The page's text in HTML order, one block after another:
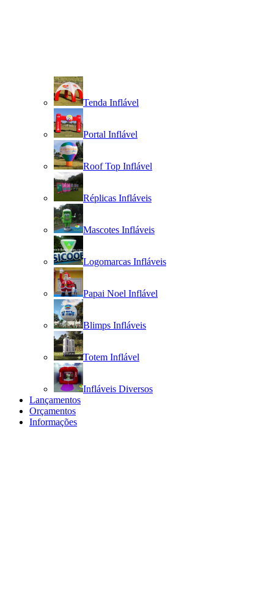
Tenda Inflável
Portal Inflável
Roof Top Inflável
Réplicas Infláveis
Mascotes Infláveis
Logomarcas Infláveis
Papai Noel Inflável
Blimps Infláveis
Totem Inflável
Infláveis Diversos
Lançamentos
Orçamentos
Informações